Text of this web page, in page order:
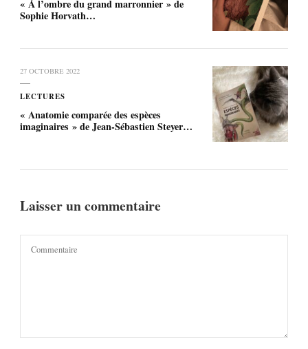
« À l’ombre du grand marronnier » de
Sophie Horvath…
27 OCTOBRE 2022
LECTURES
« Anatomie comparée des espèces
imaginaires » de Jean-Sébastien Steyer…
Laisser un commentaire